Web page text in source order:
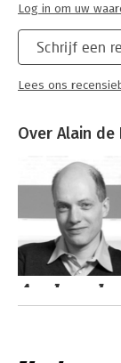
Schrijf een
Lees ons
Log in om uw
Over Alain
Andere